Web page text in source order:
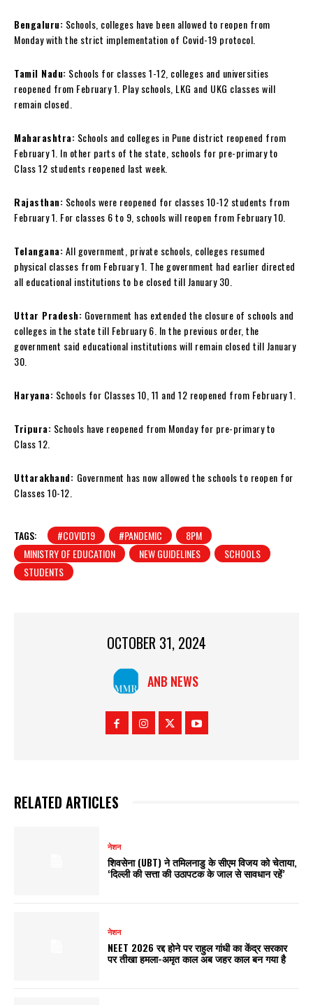
Bengaluru: Schools, colleges have been allowed to reopen from
Monday with the strict implementation of Covid-19 protocol.
Tamil Nadu: Schools for classes 1-12, colleges and universities
reopened from February 1. Play schools, LKG and UKG classes will
remain closed.
Maharashtra: Schools and colleges in Pune district reopened from
February 1. In other parts of the state, schools for pre-primary to
Class 12 students reopened last week.
Rajasthan: Schools were reopened for classes 10-12 students from
February 1. For classes 6 to 9, schools will reopen from February 10.
Telangana:All government, private schools, colleges resumed
physical classes from February 1. The government had earlier directed
all educational institutions to be closed till January 30.
Uttar Pradesh: Government has extended the closure of schools and
colleges in the state till February 6. In the previous order, the
government said educational institutions will remain closed till January
30.
Haryana: Schools for Classes 10, 11 and 12 reopened from February 1.
Tripura: Schools have reopened from Monday for pre-primary to
Class 12.
Uttarakhand: Government has now allowed the schools to reopen for
Classes 10-12.
TAGS: #COVID19 #PANDEMIC
8PM
MINISTRY OF EDUCATION
NEW GUIDELINES
SCHOOLS
STUDENTS
OCTOBER 31, 2024
ANB NEWS
RELATED ARTICLES
नेशन
शिवसेना (UBT) ने तमिलनाडु के सीएम विजय को चेताया,
‘दिल्ली की सत्ता की उठापटक के जाल से सावधान रहें’
नेशन
NEET 2026 रद्द होने पर राहुल गांधी का केंद्र सरकार
पर तीखा हमला-अमृत काल अब जहर काल बन गया है